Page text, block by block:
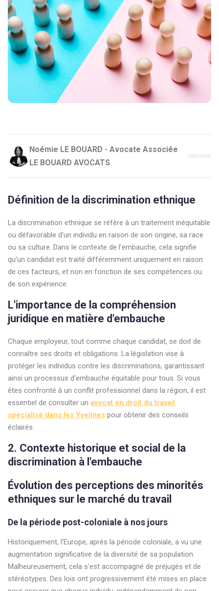
Noémie LE BOUARD - Avocate Associée
LE BOUARD AVOCATS
Définition de la discrimination ethnique
La discrimination ethnique se réfère à un traitement inéquitable
ou défavorable d'un individu en raison de son origine, sa race
ou sa culture. Dans le contexte de l'embauche, cela signifie
qu'un candidat est traité différemment uniquement en raison
de ces facteurs, et non en fonction de ses compétences ou
de son expérience.
L'importance de la compréhension
juridique en matière d'embauche
Chaque employeur, tout comme chaque candidat, se doit de
connaître ses droits et obligations. La législation vise à
protéger les individus contre les discriminations, garantissant
ainsi un processus d'embauche équitable pour tous. Si vous
êtes confronté à un conflit professionnel dans la région, il est
essentiel de consulter un avocat en droit du travail
spécialisé dans les Yvelines pour obtenir des conseils
éclairés.
2. Contexte historique et social de la
discrimination à l'embauche
Évolution des perceptions des minorités
ethniques sur le marché du travail
De la période post-coloniale à nos jours
Historiquement, l'Europe, après la période coloniale, a vu une
augmentation significative de la diversité de sa population.
Malheureusement, cela s'est accompagné de préjugés et de
stéréotypes. Des lois ont progressivement été mises en place